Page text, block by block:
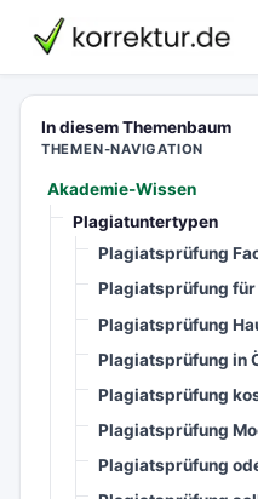
korrektur.de
In diesem Themenbaum
THEMEN-NAVIGATION
Akademie-Wissen
Plagiatuntertypen
Plagiatsprüfung
Plagiatsprüfung für
Plagiatsprüfung
Plagiatsprüfung in
Plagiatsprüfung
Plagiatsprüfung
Plagiatsprüfung